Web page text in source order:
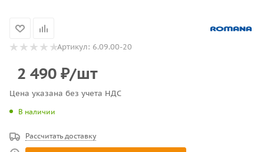
Артикул: 6.09.00-20
2 490 ₽/шт
Цена указана без учета НДС
В наличии
Рассчитать доставку